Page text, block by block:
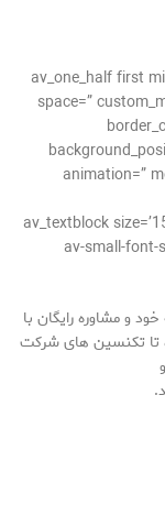
[/
space=”
animation=”
[av_textblock
av-small-font-
و مشاوره رایگان با
تا تکنسین های شرکت